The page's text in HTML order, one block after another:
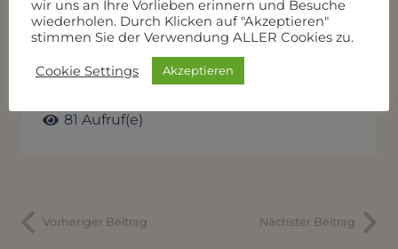
81 Aufruf(e)
Vorheriger Beitrag Nächster Beitrag
wir uns an Ihre Vorlieben erinnern und Besuche
wiederholen. Durch Klicken auf "Akzeptieren"
stimmen Sie der Verwendung ALLER Cookies zu.
Cookie Settings Akzeptieren